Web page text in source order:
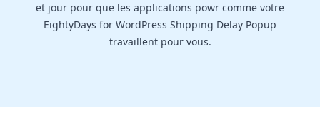
et jour pour que les applications powr comme votre
EightyDays for WordPress Shipping Delay Popup
travaillent pour vous.